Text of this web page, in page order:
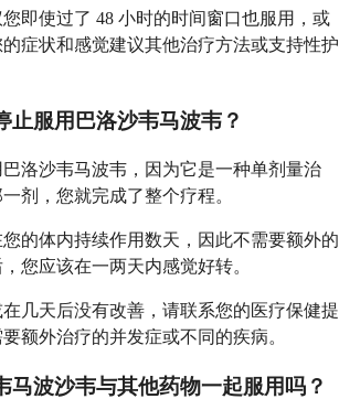
即使过了 48 小时的时间窗口也服用，或
症状和感觉建议其他治疗方法或支持性护
止服用巴洛沙韦马波韦？
洛沙韦马波韦，因为它是一种单剂量治
剂，您就完成了整个疗程。
的体内持续作用数天，因此不需要额外的
您应该在一两天内感觉好转。
几天后没有改善，请联系您的医疗保健提
额外治疗的并发症或不同的疾病。
马波沙韦与其他药物一起服用吗？